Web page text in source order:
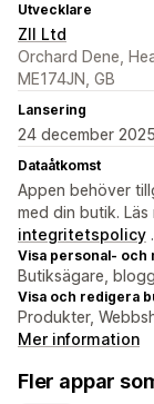
Utvecklare
ZII Ltd
Orchard Dene,
ME174JN, GB
Lansering
24 december 2025
Dataåtkomst
Appen behöver
med din butik.
integritetspolicy .
Visa personal- och
Butiksägare,
Visa och redigera
Produkter,
Mer information
Fler appar